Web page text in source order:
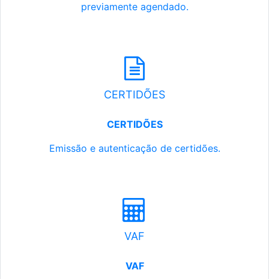
previamente agendado.
CERTIDÕES
CERTIDÕES
Emissão e autenticação de certidões.
VAF
VAF